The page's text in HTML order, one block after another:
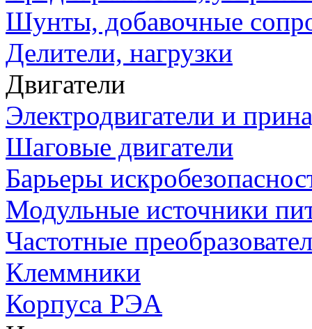
Шунты, добавочные
Делители, нагрузки
Двигатели
Электродвигатели и
Шаговые двигатели
Барьеры
Модульные источники
Частотные
Клеммники
Корпуса РЭА